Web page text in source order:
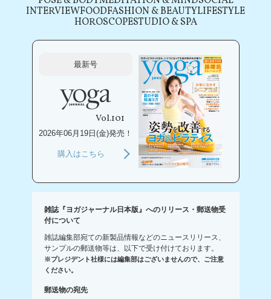
INTERVIEWFOODFASHION & BEAUTYLIFESTYLE
HOROSCOPESTUDIO & SPA
最新号
Vol.101
2026年06月19日(金)発売！
購入はこちら
雑誌『ヨガジャーナル日本版』へのリリース・郵送物受
付について
雑誌編集部宛ての新製品情報などのニュースリリース、
サンプルの郵送物等は、以下で受け付けております。
※プレジデント社様には編集部はございませんので、ご注意
ください。
郵送物の宛先